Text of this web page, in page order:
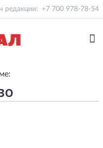
редакции: +7 700 978-78-54